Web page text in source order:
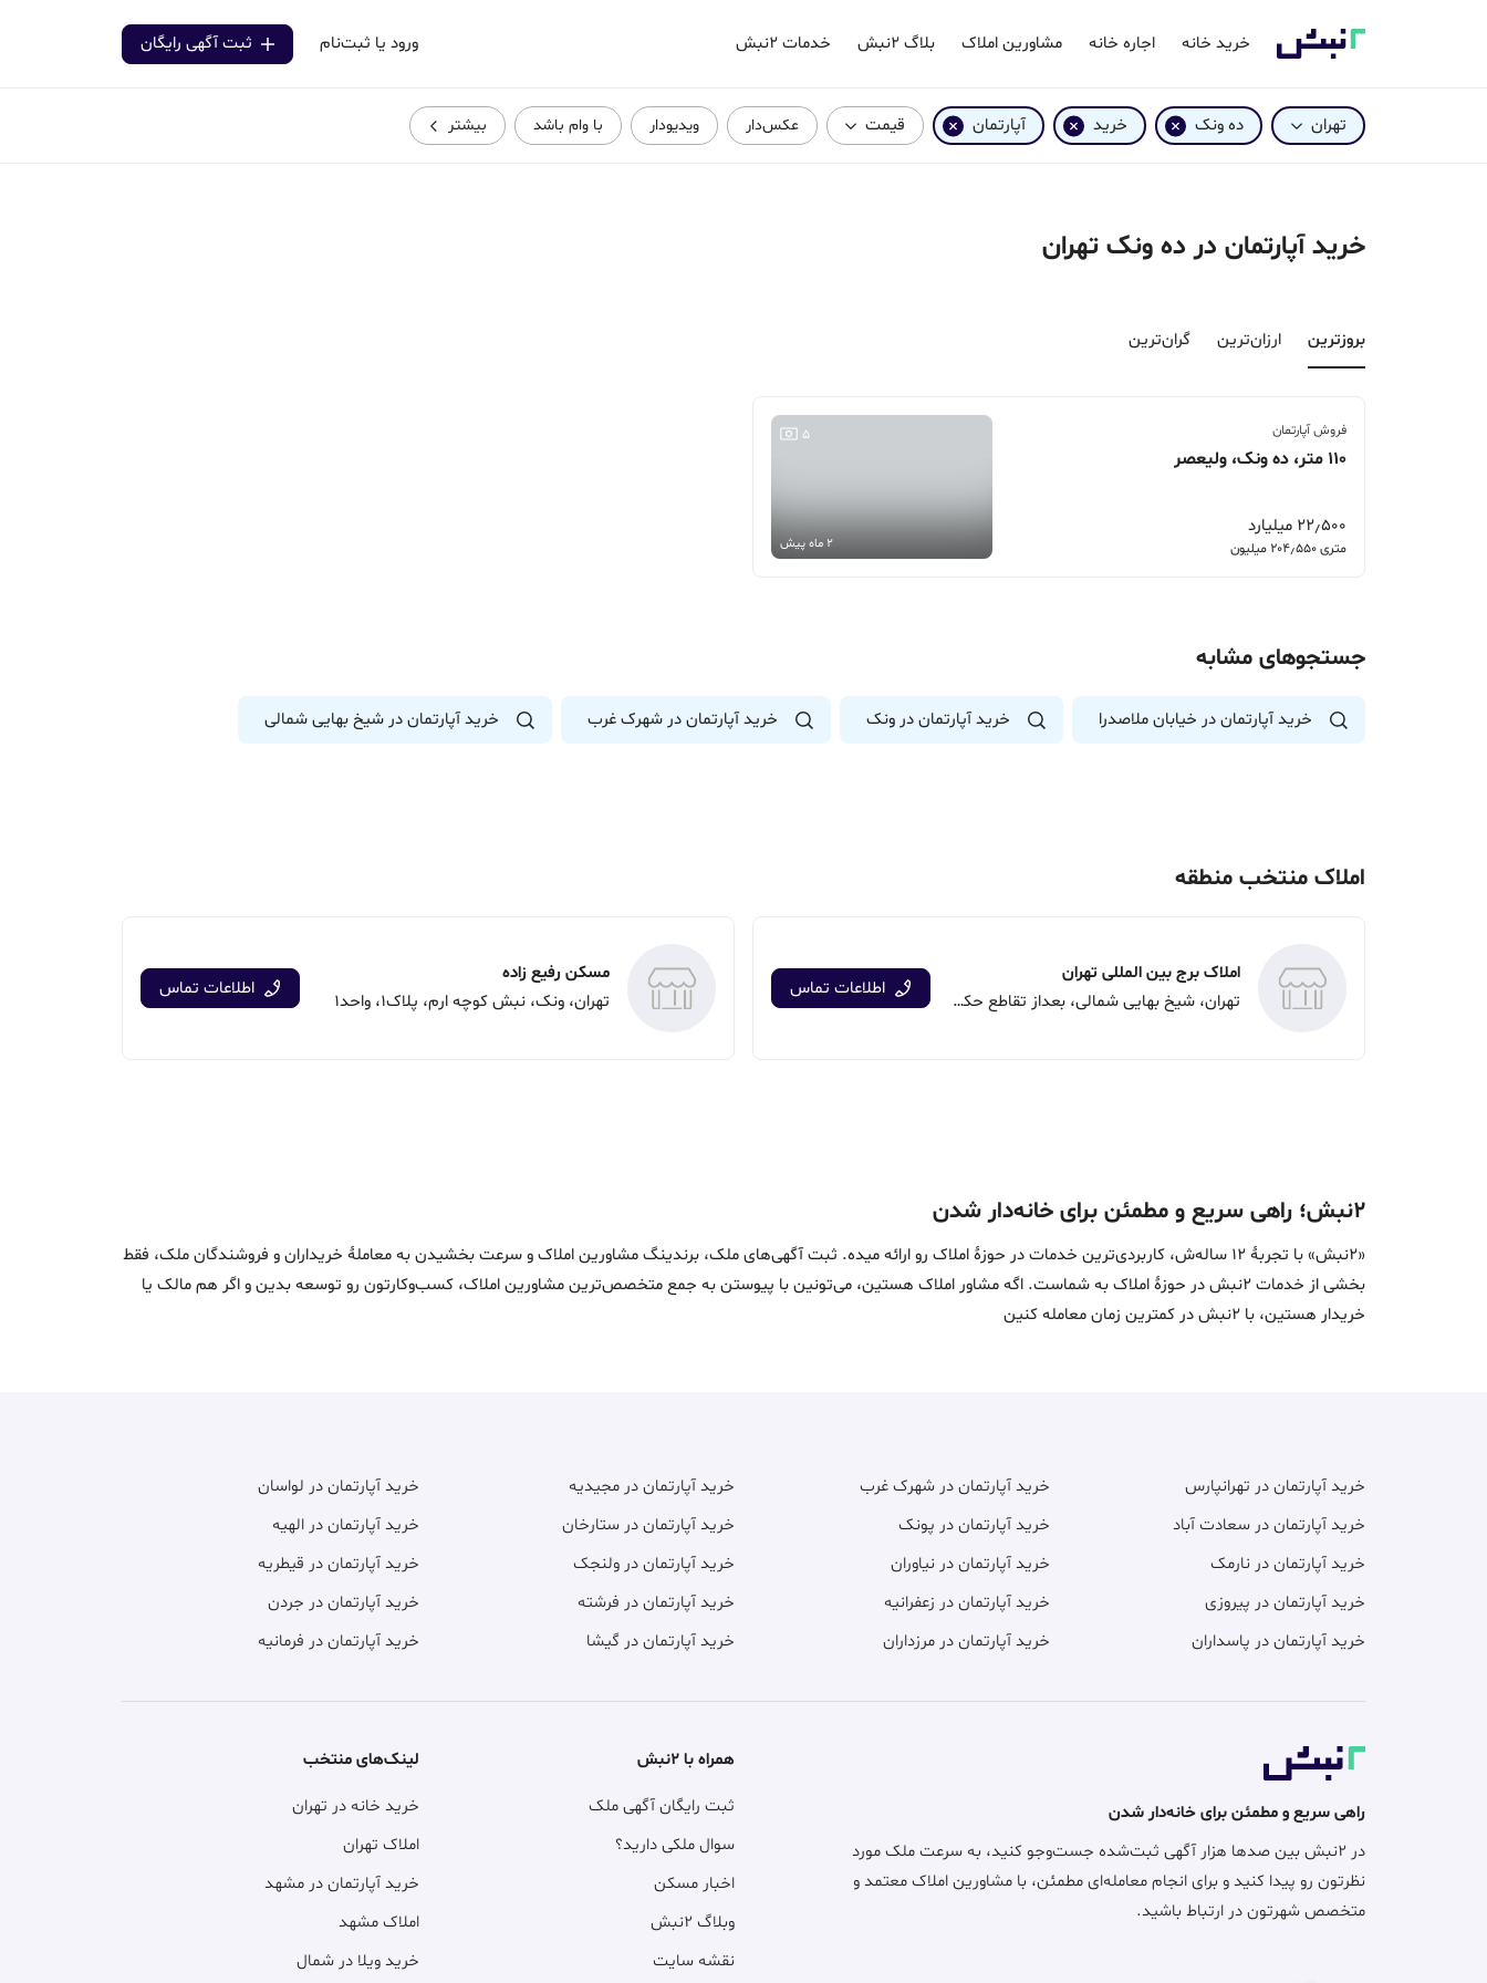
خرید خانه اجاره خانه مشاورین املاک بلاگ ۲نبش خدمات ۲نبش ورود یا ثبت‌نام ثبت آگهی رایگان
تهران ده ونک خرید آپارتمان قیمت عکس‌دار ویدیودار با وام باشد بیشتر
خرید آپارتمان در ده ونک تهران
بروزترین‌ ارزان‌ترین گران‌ترین
فروش آپارتمان
110 متر، ده ونک، ولیعصر
22٫500 میلیارد
متری 204٫550 میلیون
5
2 ماه پیش
جستجوهای مشابه
خرید آپارتمان در خیابان ملاصدرا خرید آپارتمان در ونک خرید آپارتمان در شهرک غرب خرید آپارتمان در شیخ بهایی شمالی
املاک منتخب منطقه
املاک برج بین المللی تهران
تهران، شیخ بهایی شمالی، بعداز تقاطع حکیم، برج بین المللی تهران
اطلاعات تماس
مسکن رفیع زاده
تهران، ونک، نبش کوچه ارم، پلاک1، واحد1
اطلاعات تماس
۲نبش؛ راهی سریع و مطمئن برای خانه‌دار شدن
«2نبش» با تجربۀ 12 ساله‌ش، کاربردی‌ترین خدمات در حوزۀ املاک رو ارائه میده. ثبت آگهی‌های ملک، برندینگ مشاورین املاک و سرعت بخشیدن به معاملۀ خریداران و فروشندگان ملک، فقط
بخشی از خدمات 2نبش در حوزۀ املاک به شماست. اگه مشاور املاک هستین، می‌تونین با پیوستن به جمع متخصص‌ترین مشاورین املاک، کسب‌وکارتون رو توسعه بدین و اگر هم مالک یا
خریدار هستین، با 2نبش در کمترین زمان معامله‌ کنین
خرید آپارتمان در تهرانپارس
خرید آپارتمان در سعادت آباد
خرید آپارتمان در نارمک
خرید آپارتمان در پیروزی
خرید آپارتمان در پاسداران
خرید آپارتمان در شهرک غرب
خرید آپارتمان در پونک
خرید آپارتمان در نیاوران
خرید آپارتمان در زعفرانیه
خرید آپارتمان در مرزداران
خرید آپارتمان در مجیدیه
خرید آپارتمان در ستارخان
خرید آپارتمان در ولنجک
خرید آپارتمان در فرشته
خرید آپارتمان در گیشا
خرید آپارتمان در لواسان
خرید آپارتمان در الهیه
خرید آپارتمان در قیطریه
خرید آپارتمان در جردن
خرید آپارتمان در فرمانیه
راهی سریع و مطمئن برای خانه‌دار شدن
در ۲نبش بین صدها هزار آگهی ثبت‌شده جست‌وجو کنید، به سرعت ملک مورد
نظرتون رو پیدا کنید و برای انجام معامله‌ای مطمئن، با مشاورین املاک معتمد و
متخصص شهرتون در ارتباط باشید.
همراه با ۲نبش
ثبت رایگان آگهی ملک
سوال ملکی دارید؟
اخبار مسکن
وبلاگ ۲نبش
نقشه سایت
لینک‌های منتخب
خرید خانه در تهران
املاک تهران
خرید آپارتمان در مشهد
املاک مشهد
خرید ویلا در شمال